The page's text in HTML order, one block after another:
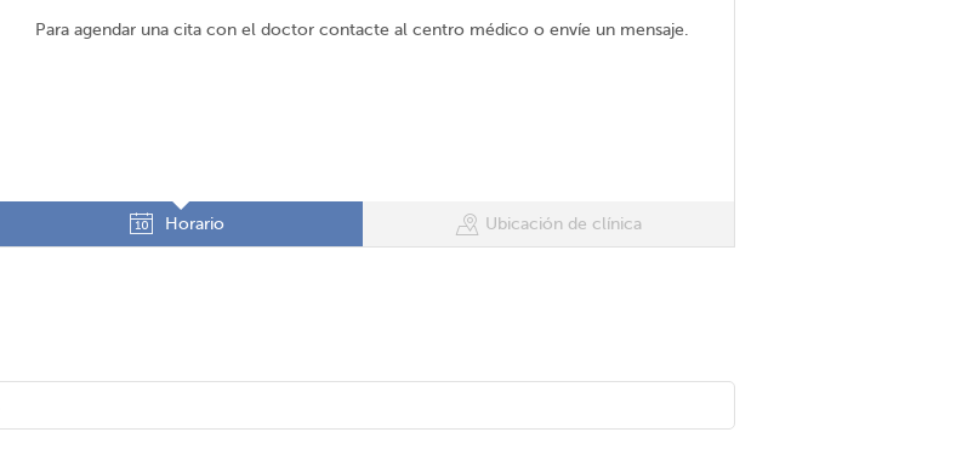
Para agendar una cita con el doctor contacte al centro médico o envíe un mensaje.
Horario Ubicación de clínica